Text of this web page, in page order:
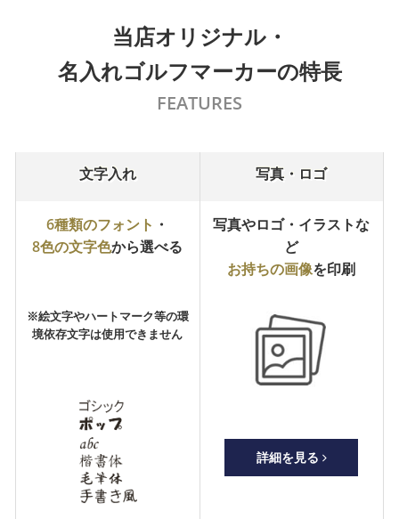
当店オリジナル・
名入れゴルフマーカーの特長
FEATURES
文字入れ
6種類のフォント ・
8色の文字色から選べる
※絵文字やハートマーク等の環
境依存文字は使用できません
写真・ロゴ
写真やロゴ・イラストな
ど
お持ちの画像を印刷
詳細を見る